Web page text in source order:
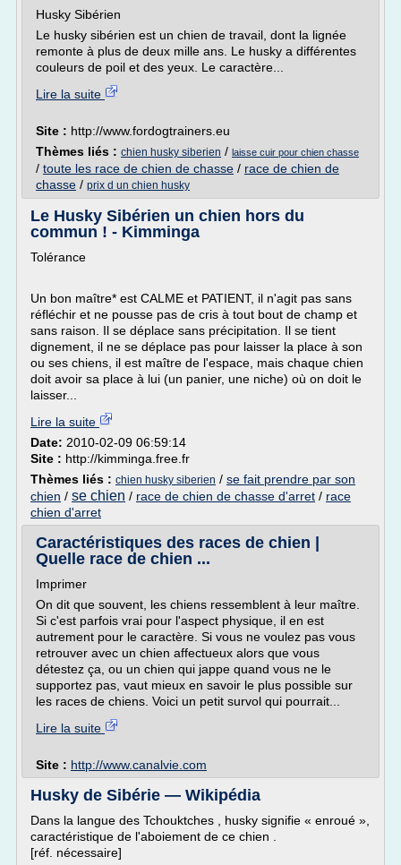
Husky Sibérien
Le husky sibérien est un chien de travail, dont la lignée
remonte à plus de deux mille ans. Le husky a différentes
couleurs de poil et des yeux. Le caractère...
Lire la suite
Site : http://www.fordogtrainers.eu
Thèmes liés : chien husky siberien / laisse cuir pour chien chasse
/ toute les race de chien de chasse / race de chien de
chasse / prix d un chien husky
Le Husky Sibérien un chien hors du
commun ! - Kimminga
Tolérance
Un bon maître* est CALME et PATIENT, il n'agit pas sans
réfléchir et ne pousse pas de cris à tout bout de champ et
sans raison. Il se déplace sans précipitation. Il se tient
dignement, il ne se déplace pas pour laisser la place à son
ou ses chiens, il est maître de l'espace, mais chaque chien
doit avoir sa place à lui (un panier, une niche) où on doit le
laisser...
Lire la suite
Date: 2010-02-09 06:59:14
Site : http://kimminga.free.fr
Thèmes liés : chien husky siberien / se fait prendre par son
chien / se chien / race de chien de chasse d'arret / race
chien d'arret
Caractéristiques des races de chien |
Quelle race de chien ...
Imprimer
On dit que souvent, les chiens ressemblent à leur maître.
Si c'est parfois vrai pour l'aspect physique, il en est
autrement pour le caractère. Si vous ne voulez pas vous
retrouver avec un chien affectueux alors que vous
détestez ça, ou un chien qui jappe quand vous ne le
supportez pas, vaut mieux en savoir le plus possible sur
les races de chiens. Voici un petit survol qui pourrait...
Lire la suite
Site : http://www.canalvie.com
Husky de Sibérie — Wikipédia
Dans la langue des Tchouktches , husky signifie « enroué »,
caractéristique de l'aboiement de ce chien .
[réf. nécessaire]